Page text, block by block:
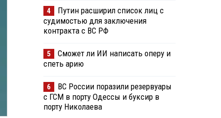
4
Путин расширил список лиц с
судимостью для заключения
контракта с ВС РФ
5
Сможет ли ИИ написать оперу и
спеть арию
6
ВС России поразили резервуары
с ГСМ в порту Одессы и буксир в
порту Николаева